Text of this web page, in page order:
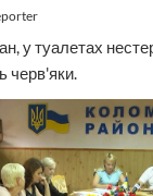
у туалетах
черв'яки.